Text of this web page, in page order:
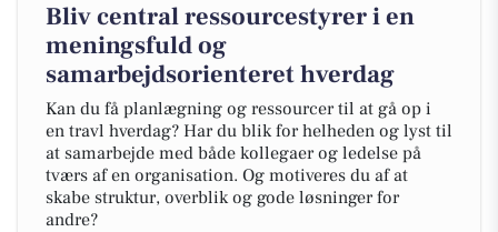
Bliv central ressourcestyrer i en
meningsfuld og
samarbejdsorienteret hverdag
Kan du få planlægning og ressourcer til at gå op i
en travl hverdag? Har du blik for helheden og lyst til
at samarbejde med både kollegaer og ledelse på
tværs af en organisation. Og motiveres du af at
skabe struktur, overblik og gode løsninger for
andre?